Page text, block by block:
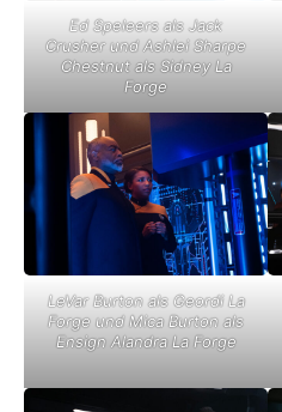
Ed Speleers als Jack
Crusher und Ashlei Sharpe
Chestnut als Sidney La
Forge
LeVar Burton als Geordi La
Forge und Mica Burton als
Ensign Alandra La Forge